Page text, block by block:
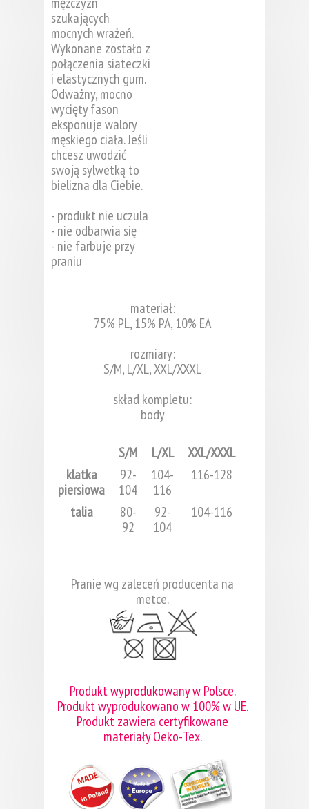
szukających
mocnych wrażeń.
Wykonane zostało z
połączenia siateczki
i elastycznych gum.
Odważny, mocno
wycięty fason
eksponuje walory
męskiego ciała. Jeśli
chcesz uwodzić
swoją sylwetką to
bielizna dla Ciebie.
- produkt nie uczula
- nie odbarwia się
- nie farbuje przy
praniu
materiał:
75% PL, 15% PA, 10% EA
rozmiary:
S/M, L/XL, XXL/XXXL
skład kompletu:
body
S/M L/XL
XXL/XXXL
klatka
piersiowa
92-
104
104-
116
116-128
talia
80-
92
92-
104
104-116
Pranie wg zaleceń producenta na
metce.
Produkt wyprodukowany w Polsce.
Produkt wyprodukowano w 100% w UE.
Produkt zawiera certyfikowane
materiały Oeko-Tex.